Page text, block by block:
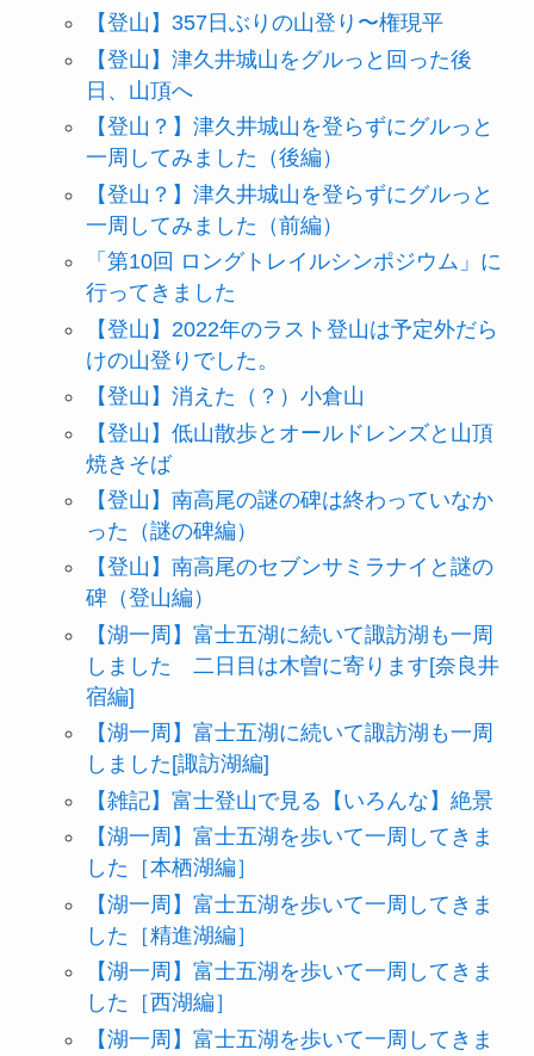
【登山】357日ぶりの山登り〜権現平
【登山】津久井城山をグルっと回った後
日、山頂へ
【登山？】津久井城山を登らずにグルっと
一周してみました（後編）
【登山？】津久井城山を登らずにグルっと
一周してみました（前編）
「第10回 ロングトレイルシンポジウム」に
行ってきました
【登山】2022年のラスト登山は予定外だら
けの山登りでした。
【登山】消えた（？）小倉山
【登山】低山散歩とオールドレンズと山頂
焼きそば
【登山】南高尾の謎の碑は終わっていなか
った（謎の碑編）
【登山】南高尾のセブンサミラナイと謎の
碑（登山編）
【湖一周】富士五湖に続いて諏訪湖も一周
しました 二日目は木曽に寄ります[奈良井
宿編]
【湖一周】富士五湖に続いて諏訪湖も一周
しました[諏訪湖編]
【雑記】富士登山で見る【いろんな】絶景
【湖一周】富士五湖を歩いて一周してきま
した［本栖湖編］
【湖一周】富士五湖を歩いて一周してきま
した［精進湖編］
【湖一周】富士五湖を歩いて一周してきま
した［西湖編］
【湖一周】富士五湖を歩いて一周してきま